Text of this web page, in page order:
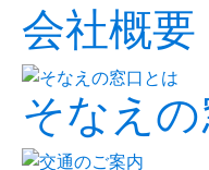
会社概要
そなえ